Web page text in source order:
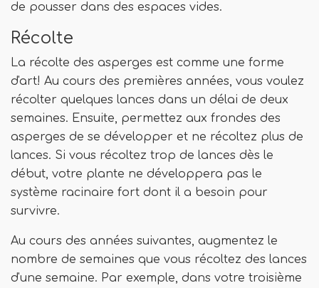
de pousser dans des espaces vides.
Récolte
La récolte des asperges est comme une forme
d'art! Au cours des premières années, vous voulez
récolter quelques lances dans un délai de deux
semaines. Ensuite, permettez aux frondes des
asperges de se développer et ne récoltez plus de
lances. Si vous récoltez trop de lances dès le
début, votre plante ne développera pas le
système racinaire fort dont il a besoin pour
survivre.
Au cours des années suivantes, augmentez le
nombre de semaines que vous récoltez des lances
d'une semaine. Par exemple, dans votre troisième